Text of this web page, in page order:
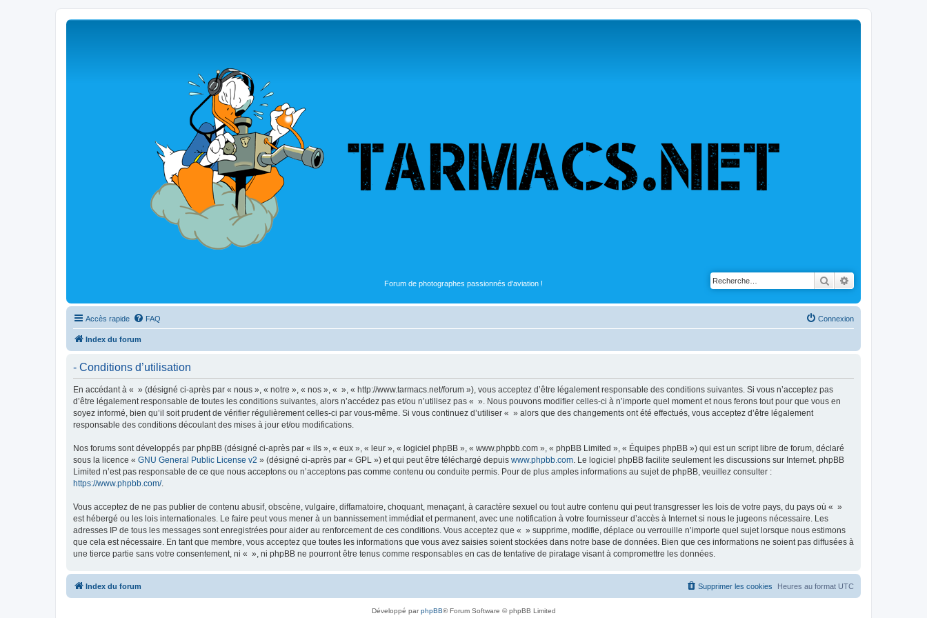
Forum de photographes passionnés d'aviation ! Rechercher
Accès rapide FAQ Connexion
Index du forum
- Conditions d’utilisation
En accédant à « » (désigné ci-après par « nous », « notre », « nos », « », « http://www.tarmacs.net/forum »), vous acceptez d’être légalement responsable des conditions suivantes. Si vous n’acceptez pas
d’être légalement responsable de toutes les conditions suivantes, alors n’accédez pas et/ou n’utilisez pas « ». Nous pouvons modifier celles-ci à n’importe quel moment et nous ferons tout pour que vous en
soyez informé, bien qu’il soit prudent de vérifier régulièrement celles-ci par vous-même. Si vous continuez d’utiliser « » alors que des changements ont été effectués, vous acceptez d’être légalement
responsable des conditions découlant des mises à jour et/ou modifications.
Nos forums sont développés par phpBB (désigné ci-après par « ils », « eux », « leur », « logiciel phpBB », « www.phpbb.com », « phpBB Limited », « Équipes phpBB ») qui est un script libre de forum, déclaré
sous la licence « GNU General Public License v2 » (désigné ci-après par « GPL ») et qui peut être téléchargé depuis www.phpbb.com . Le logiciel phpBB facilite seulement les discussions sur Internet. phpBB
Limited n’est pas responsable de ce que nous acceptons ou n’acceptons pas comme contenu ou conduite permis. Pour de plus amples informations au sujet de phpBB, veuillez consulter :
https://www.phpbb.com/.
Vous acceptez de ne pas publier de contenu abusif, obscène, vulgaire, diffamatoire, choquant, menaçant, à caractère sexuel ou tout autre contenu qui peut transgresser les lois de votre pays, du pays où « »
est hébergé ou les lois internationales. Le faire peut vous mener à un bannissement immédiat et permanent, avec une notification à votre fournisseur d’accès à Internet si nous le jugeons nécessaire. Les
adresses IP de tous les messages sont enregistrées pour aider au renforcement de ces conditions. Vous acceptez que « » supprime, modifie, déplace ou verrouille n’importe quel sujet lorsque nous estimons
que cela est nécessaire. En tant que membre, vous acceptez que toutes les informations que vous avez saisies soient stockées dans notre base de données. Bien que ces informations ne soient pas diffusées à
une tierce partie sans votre consentement, ni « », ni phpBB ne pourront être tenus comme responsables en cas de tentative de piratage visant à compromettre les données.
Index du forum Heures au format UTC
Supprimer les cookies
Développé parphpBB® Forum Software © phpBB Limited